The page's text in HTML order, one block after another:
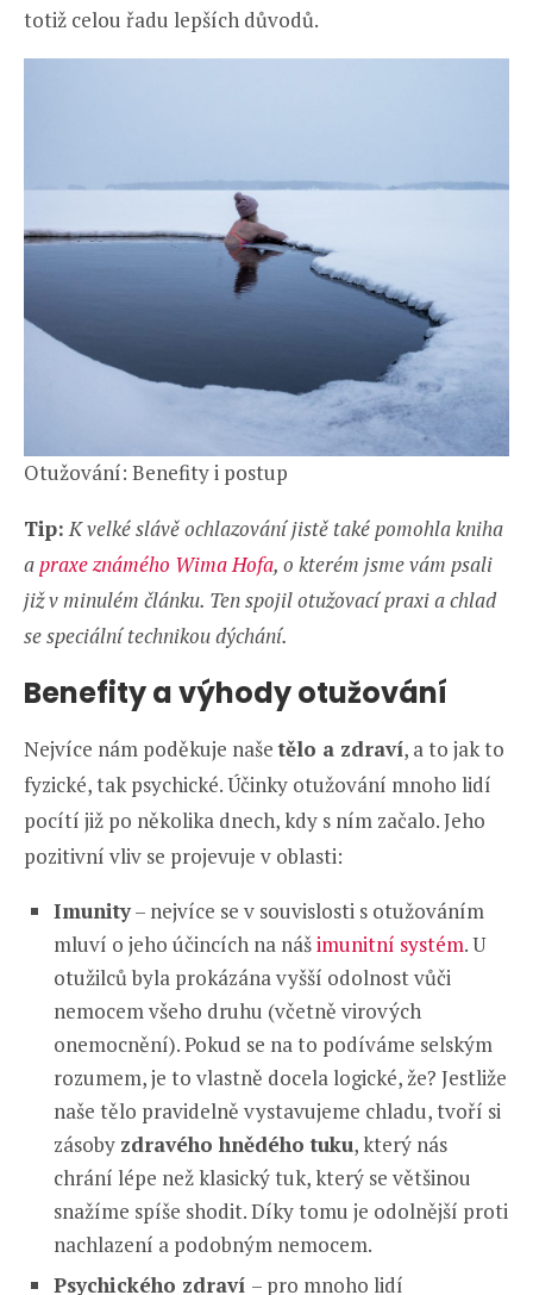
totiž celou řadu lepších důvodů.
Otužování: Benefity i postup
Tip:K velké slávě ochlazování jistě také pomohla kniha
apraxe známého Wima Hofa, o kterém jsme vám psali
již v minulém článku. Ten spojil otužovací praxi a chlad
se speciální technikou dýchání.
Benefity a výhody otužování
Nejvíce nám poděkuje našetělo a zdraví, a to jak to
fyzické, tak psychické. Účinky otužování mnoho lidí
pocítí již po několika dnech, kdy s ním začalo. Jeho
pozitivní vliv se projevuje v oblasti:
Imunity– nejvíce se v souvislosti s otužováním
mluví o jeho účincích na nášimunitní systém. U
otužilců byla prokázána vyšší odolnost vůči
nemocem všeho druhu (včetně virových
onemocnění). Pokud se na to podíváme selským
rozumem, je to vlastně docela logické, že? Jestliže
naše tělo pravidelně vystavujeme chladu, tvoří si
zásoby zdravého hnědého tuku, který nás
chrání lépe než klasický tuk, který se většinou
snažíme spíše shodit. Díky tomu je odolnější proti
nachlazení a podobným nemocem.
Psychického zdraví – pro mnoho lidí